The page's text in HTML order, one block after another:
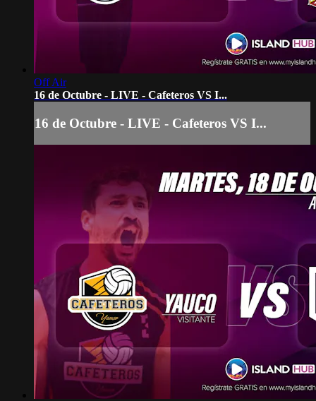
Off Air
16 de Octubre - LIVE - Cafeteros VS I...
16 de Octubre - LIVE - Cafeteros VS I...